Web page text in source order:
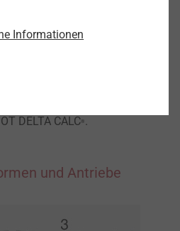
Sie erfüllt
DELTA CALC ® .
und Antriebe
Informationen